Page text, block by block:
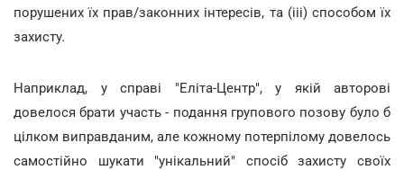
порушених їх прав/законних інтересів, та (ііі) способом їх
захисту.
Наприклад, у справі "Еліта-Центр", у якій авторові
довелося брати участь - подання групового позову було б
цілком виправданим, але кожному потерпілому довелось
самостійно шукати "унікальний" спосіб захисту своїх